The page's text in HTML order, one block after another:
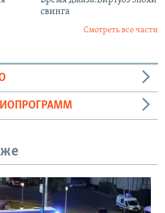
свинга
Смотреть все части